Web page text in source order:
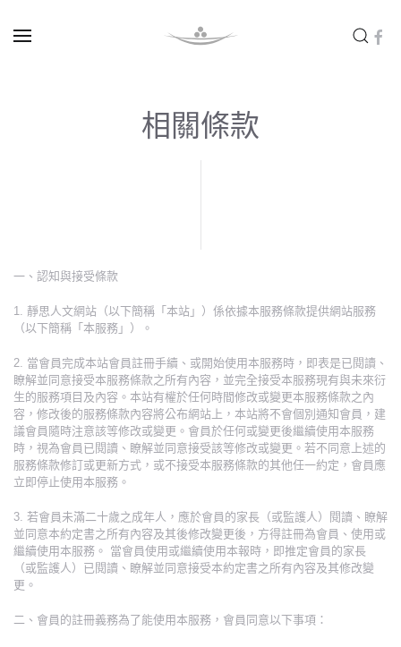
相關條款
一、認知與接受條款
1. 靜思人文網站（以下簡稱「本站」）係依據本服務條款提供網站服務
（以下簡稱「本服務」）。
2. 當會員完成本站會員註冊手續、或開始使用本服務時，即表是已閱讀、
瞭解並同意接受本服務條款之所有內容，並完全接受本服務現有與未來衍
生的服務項目及內容。本站有權於任何時間修改或變更本服務條款之內
容，修改後的服務條款內容將公布網站上，本站將不會個別通知會員，建
議會員隨時注意該等修改或變更。會員於任何或變更後繼續使用本服務
時，視為會員已閱讀、瞭解並同意接受該等修改或變更。若不同意上述的
服務條款修訂或更新方式，或不接受本服務條款的其他任一約定，會員應
立即停止使用本服務。
3. 若會員未滿二十歲之成年人，應於會員的家長（或監護人）閱讀、瞭解
並同意本約定書之所有內容及其後修改變更後，方得註冊為會員、使用或
繼續使用本服務。 當會員使用或繼續使用本報時，即推定會員的家長
（或監護人）已閱讀、瞭解並同意接受本約定書之所有內容及其修改變
更。
二、會員的註冊義務為了能使用本服務，會員同意以下事項：